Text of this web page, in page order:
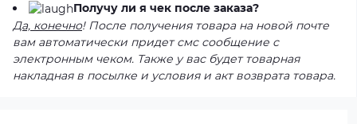
Получу ли я чек после заказа?
Да, конечно! После получения товара на новой почте
вам автоматически придет смс сообщение с
электронным чеком. Также у вас будет товарная
накладная в посылке и условия и акт возврата товара.